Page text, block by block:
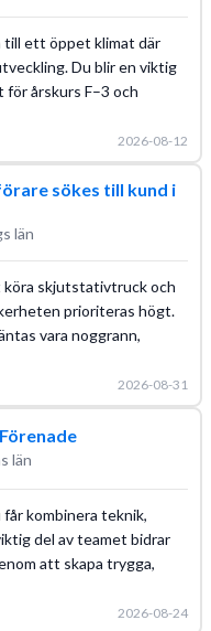
till ett öppet klimat där
Du blir en viktig
årskurs F–3 och
2026-08-12
sökes till kund i
län
köra skjutstativtruck och
prioriteras högt.
vara noggrann,
2026-08-31
län
kombinera teknik,
del av teamet bidrar
att skapa trygga,
2026-08-24